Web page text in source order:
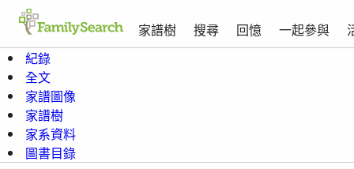
家譜樹 搜尋 回憶 一起參與
紀錄
全文
家譜圖像
家譜樹
家系資料
圖書目錄